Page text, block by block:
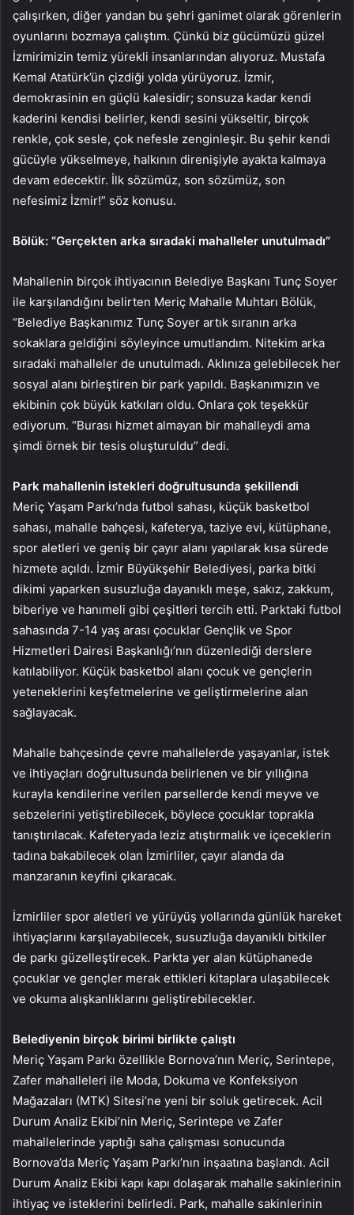
çalışırken, diğer yandan bu şehri ganimet olarak görenlerin
oyunlarını bozmaya çalıştım. Çünkü biz gücümüzü güzel
İzmirimizin temiz yürekli insanlarından alıyoruz. Mustafa
Kemal Atatürk’ün çizdiği yolda yürüyoruz. İzmir,
demokrasinin en güçlü kalesidir; sonsuza kadar kendi
kaderini kendisi belirler, kendi sesini yükseltir, birçok
renkle, çok sesle, çok nefesle zenginleşir. Bu şehir kendi
gücüyle yükselmeye, halkının direnişiyle ayakta kalmaya
devam edecektir. İlk sözümüz, son sözümüz, son
nefesimiz İzmir!” söz konusu.
Bölük: “Gerçekten arka sıradaki mahalleler unutulmadı”
Mahallenin birçok ihtiyacının Belediye Başkanı Tunç Soyer
ile karşılandığını belirten Meriç Mahalle Muhtarı Bölük,
“Belediye Başkanımız Tunç Soyer artık sıranın arka
sokaklara geldiğini söyleyince umutlandım. Nitekim arka
sıradaki mahalleler de unutulmadı. Aklınıza gelebilecek her
sosyal alanı birleştiren bir park yapıldı. Başkanımızın ve
ekibinin çok büyük katkıları oldu. Onlara çok teşekkür
ediyorum. “Burası hizmet almayan bir mahalleydi ama
şimdi örnek bir tesis oluşturuldu” dedi.
Park mahallenin istekleri doğrultusunda şekillendi
Meriç Yaşam Parkı’nda futbol sahası, küçük basketbol
sahası, mahalle bahçesi, kafeterya, taziye evi, kütüphane,
spor aletleri ve geniş bir çayır alanı yapılarak kısa sürede
hizmete açıldı. İzmir Büyükşehir Belediyesi, parka bitki
dikimi yaparken susuzluğa dayanıklı meşe, sakız, zakkum,
biberiye ve hanımeli gibi çeşitleri tercih etti. Parktaki futbol
sahasında 7-14 yaş arası çocuklar Gençlik ve Spor
Hizmetleri Dairesi Başkanlığı’nın düzenlediği derslere
katılabiliyor. Küçük basketbol alanı çocuk ve gençlerin
yeteneklerini keşfetmelerine ve geliştirmelerine alan
sağlayacak.
Mahalle bahçesinde çevre mahallelerde yaşayanlar, istek
ve ihtiyaçları doğrultusunda belirlenen ve bir yıllığına
kurayla kendilerine verilen parsellerde kendi meyve ve
sebzelerini yetiştirebilecek, böylece çocuklar toprakla
tanıştırılacak. Kafeteryada leziz atıştırmalık ve içeceklerin
tadına bakabilecek olan İzmirliler, çayır alanda da
manzaranın keyfini çıkaracak.
İzmirliler spor aletleri ve yürüyüş yollarında günlük hareket
ihtiyaçlarını karşılayabilecek, susuzluğa dayanıklı bitkiler
de parkı güzelleştirecek. Parkta yer alan kütüphanede
çocuklar ve gençler merak ettikleri kitaplara ulaşabilecek
ve okuma alışkanlıklarını geliştirebilecekler.
Belediyenin birçok birimi birlikte çalıştı
Meriç Yaşam Parkı özellikle Bornova’nın Meriç, Serintepe,
Zafer mahalleleri ile Moda, Dokuma ve Konfeksiyon
Mağazaları (MTK) Sitesi’ne yeni bir soluk getirecek. Acil
Durum Analiz Ekibi’nin Meriç, Serintepe ve Zafer
mahallelerinde yaptığı saha çalışması sonucunda
Bornova’da Meriç Yaşam Parkı’nın inşaatına başlandı. Acil
Durum Analiz Ekibi kapı kapı dolaşarak mahalle sakinlerinin
ihtiyaç ve isteklerini belirledi. Park, mahalle sakinlerinin